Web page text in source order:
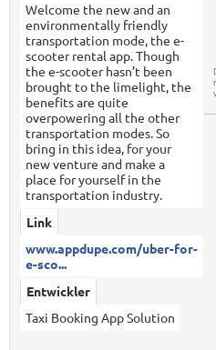
Welcome the new and an
environmentally friendly
transportation mode, the e-
scooter rental app. Though
the e-scooter hasn’t been
brought to the limelight, the
benefits are quite
overpowering all the other
transportation modes. So
bring in this idea, for your
new venture and make a
place for yourself in the
transportation industry.
Link
www.appdupe.com/uber-for-
e-sco...
Entwickler
Taxi Booking App Solution